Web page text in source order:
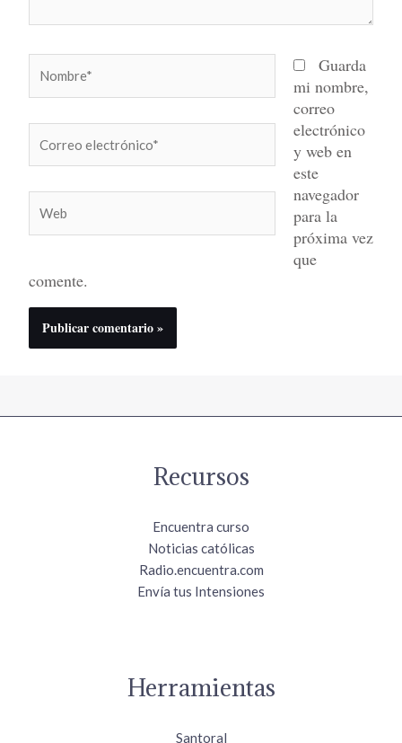
electrónico*
Guarda
mi nombre,
correo
electrónico
y web en
este
navegador
para la
próxima vez
que
comente.
Recursos
Encuentra curso
Noticias católicas
Radio.encuentra.com
Envía tus Intensiones
Herramientas
Santoral